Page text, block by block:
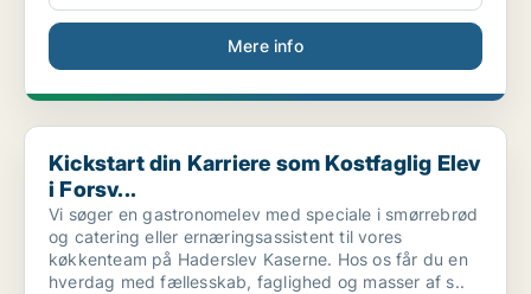
Mere info
Kickstart din Karriere som Kostfaglig Elev i Forsv...
Kickstart din Karriere som Kostfaglig Elev
i Forsv...
Vi søger en gastronomelev med speciale i smørrebrød
og catering eller ernæringsassistent til vores
køkkenteam på Haderslev Kaserne. Hos os får du en
hverdag med fællesskab, faglighed og masser af s..